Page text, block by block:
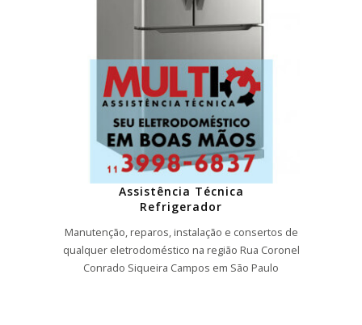
Assistência Técnica
Refrigerador
Manutenção, reparos, instalação e consertos de
qualquer eletrodoméstico na região Rua Coronel
Conrado Siqueira Campos em São Paulo